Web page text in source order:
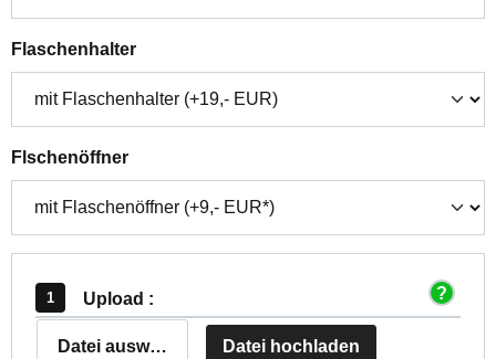
Flaschenhalterauswählen
Flschenöffnerauswählen
Upload :
Datei auswählen Datei hochladen